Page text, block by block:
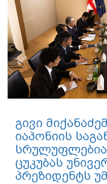
გივი
იაპონიის
ცუკუბას
პრეზიდენტს